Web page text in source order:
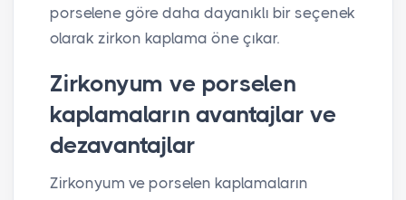
porselene göre daha dayanıklı bir seçenek
olarak zirkon kaplama öne çıkar.
Zirkonyum ve porselen
kaplamaların avantajlar ve
dezavantajlar
Zirkonyum ve porselen kaplamaların